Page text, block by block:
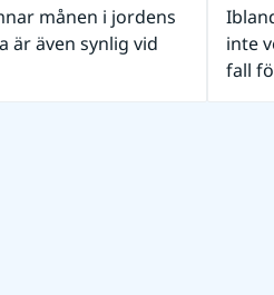
månen i jordens
är även synlig vid
inte
fall